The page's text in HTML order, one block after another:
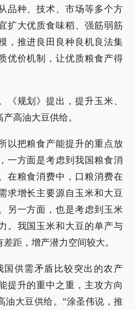
品种、技术、市场等多个方
扩大优质食味稻、强筋弱筋
，推进良田良种良机良法集
优价机制，让优质粮食产得
《规划》提出，提升玉米、
高油大豆供给。
以把粮食产能提升的重点放
一方面是考虑到我国粮食消
在粮食消费中，口粮消费在
求增长主要源自玉米和大豆
另一方面，也是考虑到玉米
。我国玉米和大豆的单产与
距，增产潜力空间较大。
国供需矛盾比较突出的农产
提升的重中之重，主攻方向
油大豆供给。”涂圣伟说，推